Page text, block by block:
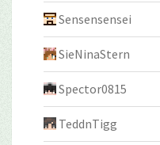
Sensensensei
SieNinaStern
Spector0815
TeddnTigg